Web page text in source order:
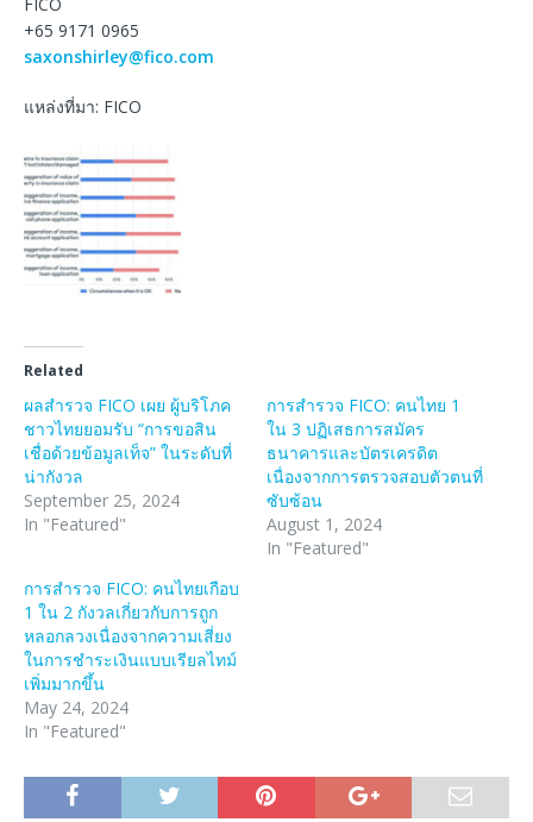
FICO
+65 9171 0965
saxonshirley@fico.com
แหล่งที่มา: FICO
Related
ผลสำรวจ FICO เผย ผู้บริโภค
ชาวไทยยอมรับ “การขอสิน
เชื่อด้วยข้อมูลเท็จ” ในระดับที่
น่ากังวล
September 25, 2024
In "Featured"
การสํารวจ FICO: คนไทย 1
ใน 3 ปฏิเสธการสมัคร
ธนาคารและบัตรเครดิต
เนื่องจากการตรวจสอบตัวตนที่
ซับซ้อน
August 1, 2024
In "Featured"
การสำรวจ FICO: คนไทยเกือบ
1 ใน 2 กังวลเกี่ยวกับการถูก
หลอกลวงเนื่องจากความเสี่ยง
ในการชำระเงินแบบเรียลไทม์
เพิ่มมากขึ้น
May 24, 2024
In "Featured"